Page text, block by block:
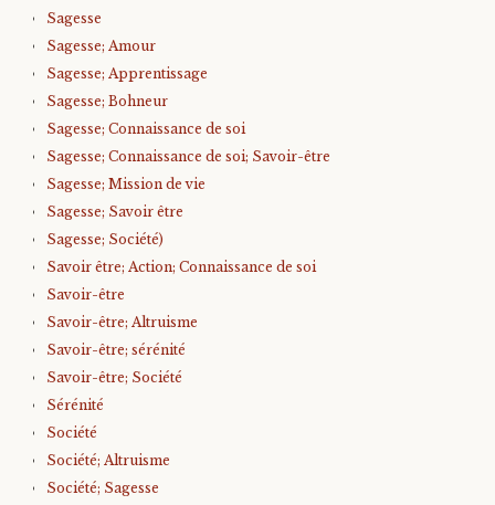
Sagesse
Sagesse; Amour
Sagesse; Apprentissage
Sagesse; Bohneur
Sagesse; Connaissance de soi
Sagesse; Connaissance de soi; Savoir-être
Sagesse; Mission de vie
Sagesse; Savoir être
Sagesse; Société)
Savoir être; Action; Connaissance de soi
Savoir-être
Savoir-être; Altruisme
Savoir-être; sérénité
Savoir-être; Société
Sérénité
Société
Société; Altruisme
Société; Sagesse